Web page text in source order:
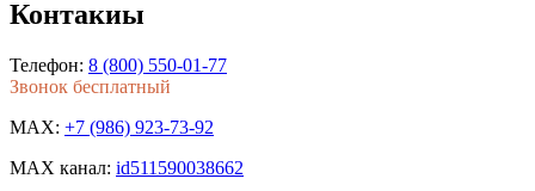
Контакиы
Телефон: 8 (800) 550-01-77
Звонок бесплатный
MAX: +7 (986) 923-73-92
MAX канал: id511590038662